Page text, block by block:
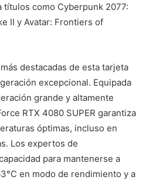
títulos como Cyberpunk 2077:
II y Avatar: Frontiers of
destacadas de esta tarjeta
excepcional. Equipada
grande y altamente
RTX 4080 SUPER garantiza
óptimas, incluso en
Los expertos de
para mantenerse a
en modo de rendimiento y a